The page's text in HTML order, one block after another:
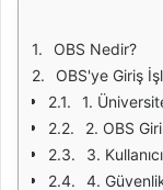
OBS Nedir?
OBS'ye Giriş
1.
2. OBS
3.
4.